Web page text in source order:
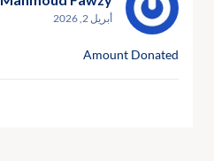
أبريل 2, 2026
Amount Donated